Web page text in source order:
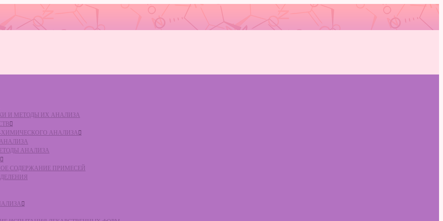
И МЕТОДЫ ИХ АНАЛИЗА
ХИМИЧЕСКОГО АНАЛИЗА
АНАЛИЗА
АНАЛИЗА
СОДЕРЖАНИЕ ПРИМЕСЕЙ